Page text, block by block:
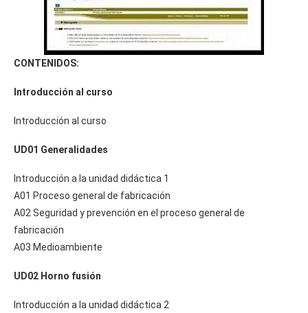
CONTENIDOS:
Introducción al curso
Introducción al curso
UD01 Generalidades
Introducción a la unidad didáctica 1
A01 Proceso general de fabricación
A02 Seguridad y prevención en el proceso general de
fabricación
A03 Medioambiente
UD02 Horno fusión
Introducción a la unidad didáctica 2